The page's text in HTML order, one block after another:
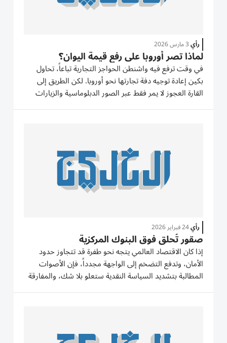
رأي3 مارس 2026
لماذا تصر أوروبا على رفع قيمة اليوان؟
في وقت ترفع فيه واشنطن الحواجز التجارية تباعاً، تحاول
بكين إعادة توجيه دفة تجارتها نحو أوروبا. لكن الطريق إلى
القارة العجوز لا يمر فقط عبر الصور الدبلوماسية والزيارات
الرسمية، بل عبر مطلب أوروبي واضح: اتركوا اليوان يرتفع
رأي24 فبراير 2026
صقور تُحلق فوق البنوك المركزية
إذا كان الاقتصاد العالمي يتجه نحو طفرة قد تتجاوز حدود
الأمان، وتدفع التضخم إلى الواجهة مجدداً، فإن الأصوات
المطالبة بتشديد السياسة النقدية ستعلو بلا شك، والمفارقة
أن هذا التحول المحتمل يأتي في لحظة حساسة، حيث